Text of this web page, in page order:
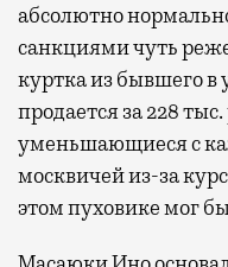
абсолютно
санкциями чуть
куртка из бывшего в
продается за 228
уменьшающиеся с
москвичей из-за
этом пуховике мог